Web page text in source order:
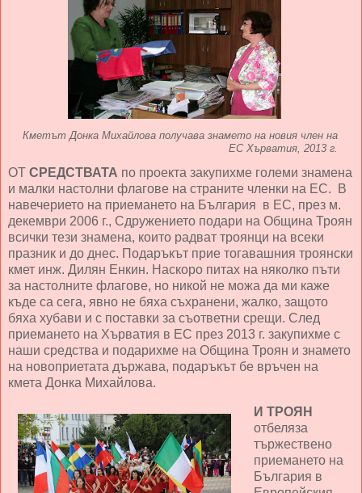
Кметът Донка Михайлова получава знамето на новия член на
ЕС Хърватия, 2013 г.
ОТ СРЕДСТВАТА по проекта закупихме големи знамена
и малки настолни флагове на страните членки на ЕС. В
навечерието на приемането на България в ЕС, през м.
декември 2006 г., Сдружението подари на Община Троян
всички тези знамена, които радват троянци на всеки
празник и до днес. Подаръкът прие тогавашния троянски
кмет инж. Дилян Енкин. Наскоро питах на няколко пъти
за настолните флагове, но никой не можа да ми каже
къде са сега, явно не бяха съхранени, жалко, защото
бяха хубави и с поставки за съответни срещи. След
приемането на Хърватия в ЕС през 2013 г. закупихме с
наши средства и подарихме на Община Троян и знамето
на новоприетата държава, подаръкът бе връчен на
кмета Донка Михайлова.
И ТРОЯН
отбеляза
тържествено
приемането на
България в